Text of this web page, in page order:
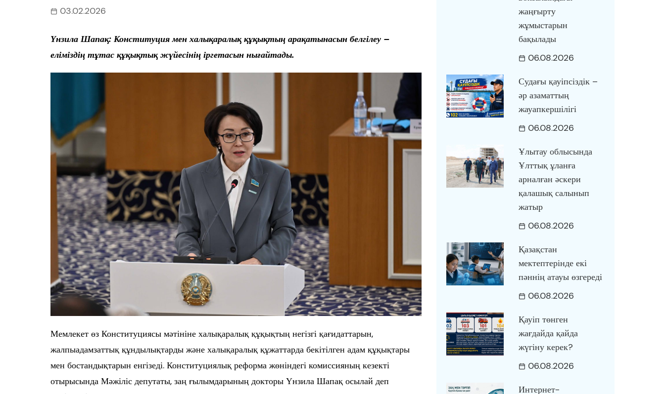
03.02.2026
Үнзила Шапақ: Конституция мен халықаралық құқықтың арақатынасын белгілеу –
еліміздің тұтас құқықтық жүйесінің іргетасын нығайтады.
Мемлекет өз Конституциясы мәтініне халықаралық құқықтың негізгі қағидаттарын,
жалпыадамзаттық құндылықтарды және халықаралық құжаттарда бекітілген адам құқықтары
мен бостандықтарын енгізеді. Конституциялық реформа жөніндегі комиссияның кезекті
отырысында Мәжіліс депутаты, заң ғылымдарының докторы Үнзила Шапақ осылай деп
жаңғырту
жұмыстарын
бақылады
06.08.2026
Судағы қауіпсіздік –
әр азаматтың
жауапкершілігі
06.08.2026
Ұлытау облысында
Ұлттық ұланға
арналған әскери
қалашық салынып
жатыр
06.08.2026
Қазақстан
мектептерінде екі
пәннің атауы өзгереді
06.08.2026
Қауіп төнген
жағдайда қайда
жүгіну керек?
06.08.2026
Интернет-